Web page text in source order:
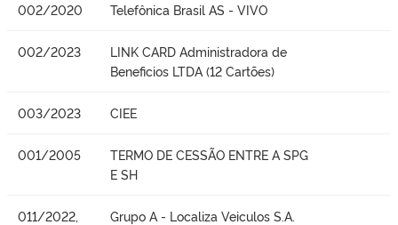
002/2020 Telefônica Brasil AS - VIVO
002/2023
LINK CARD Administradora de
Beneficios LTDA (12 Cartões)
003/2023 CIEE
001/2005
TERMO DE CESSÃO ENTRE A SPG
E SH
011/2022,
Grupo A - Localiza Veiculos S.A.